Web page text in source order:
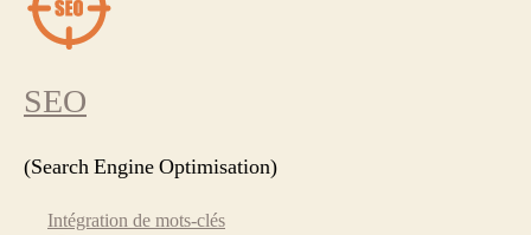
SEO
(Search Engine Optimisation)
Intégration de mots-clés